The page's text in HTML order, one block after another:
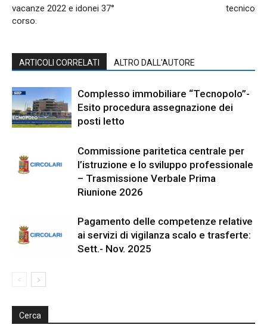
vacanze 2022 e idonei 37°
corso.
tecnico
ARTICOLI CORRELATI ALTRO DALL'AUTORE
Complesso immobiliare “Tecnopolo”-
Esito procedura assegnazione dei
posti letto
Commissione paritetica centrale per
l’istruzione e lo sviluppo professionale
– Trasmissione Verbale Prima
Riunione 2026
Pagamento delle competenze relative
ai servizi di vigilanza scalo e trasferte:
Sett.- Nov. 2025
Cerca